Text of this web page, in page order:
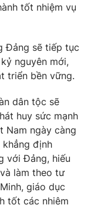
tốt nhiệm vụ
Đảng sẽ tiếp tục
nguyên mới,
triển bền vững.
dân tộc sẽ
huy sức mạnh
Nam ngày càng
khẳng định
với Đảng, hiếu
làm theo tư
giáo dục
tốt các nhiệm